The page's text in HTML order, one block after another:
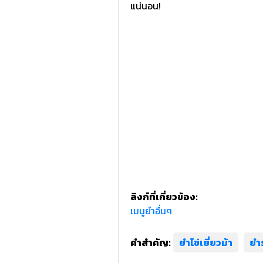
แน่นอน!
ลิงก์ที่เกี่ยวข้อง:
เมนูยำอื่นๆ
คำสำคัญ: ยำไข่เยี่ยวม้า ย